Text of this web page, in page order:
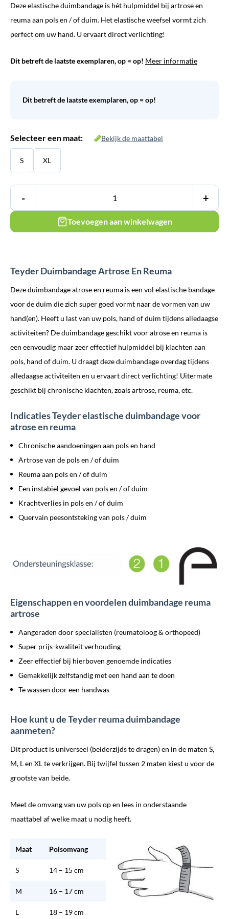
was:
€ 24,45.
is:
€ 12,23.
Deze elastische duimbandage is hét hulpmiddel bij artrose en
reuma aan pols en / of duim. Het elastische weefsel vormt zich
perfect om uw hand. U ervaart direct verlichting!
Dit betreft de laatste exemplaren, op = op! Meer informatie
Dit betreft de laatste exemplaren, op = op!
Selecteer een maat: Bekijk de maattabel
S XL
- +
Toevoegen aan winkelwagen
Teyder Duimbandage Artrose En Reuma
Deze duimbandage atrose en reuma is een vol elastische bandage
voor de duim die zich super goed vormt naar de vormen van uw
hand(en). Heeft u last van uw pols, hand of duim tijdens alledaagse
activiteiten? De duimbandage geschikt voor atrose en reuma is
een eenvoudig maar zeer effectief hulpmiddel bij klachten aan
pols, hand of duim. U draagt deze duimbandage overdag tijdens
alledaagse activiteiten en u ervaart direct verlichting! Uitermate
geschikt bij chronische klachten, zoals artrose, reuma, etc.
Indicaties Teyder elastische duimbandage voor
atrose en reuma
Chronische aandoeningen aan pols en hand
Artrose van de pols en / of duim
Reuma aan pols en / of duim
Een instabiel gevoel van pols en / of duim
Krachtverlies in pols en / of duim
Quervain peesontsteking van pols / duim
Eigenschappen en voordelen duimbandage reuma
artrose
Aangeraden door specialisten (reumatoloog & orthopeed)
Super prijs-kwaliteit verhouding
Zeer effectief bij hierboven genoemde indicaties
Gemakkelijk zelfstandig met een hand aan te doen
Te wassen door een handwas
Hoe kunt u de Teyder reuma duimbandage
aanmeten?
Dit product is universeel (beiderzijds te dragen) en in de maten S,
M, L en XL te verkrijgen. Bij twijfel tussen 2 maten kiest u voor de
grootste van beide.
Meet de omvang van uw pols op en lees in onderstaande
maattabel af welke maat u nodig heeft.
Maat Polsomvang
S 14 – 15 cm
M 16 – 17 cm
L 18 – 19 cm